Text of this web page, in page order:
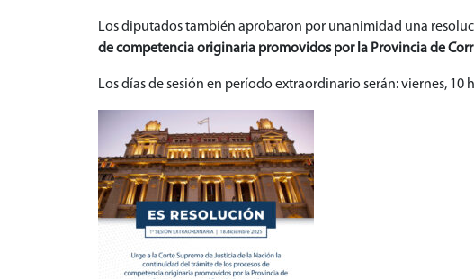
Los diputados también aprobaron por unanimidad una
de competencia originaria promovidos por la Provincia de
Los días de sesión en período extraordinario serán: viernes, 10